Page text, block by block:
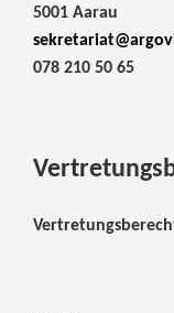
5001 Aarau
078 210 50 65